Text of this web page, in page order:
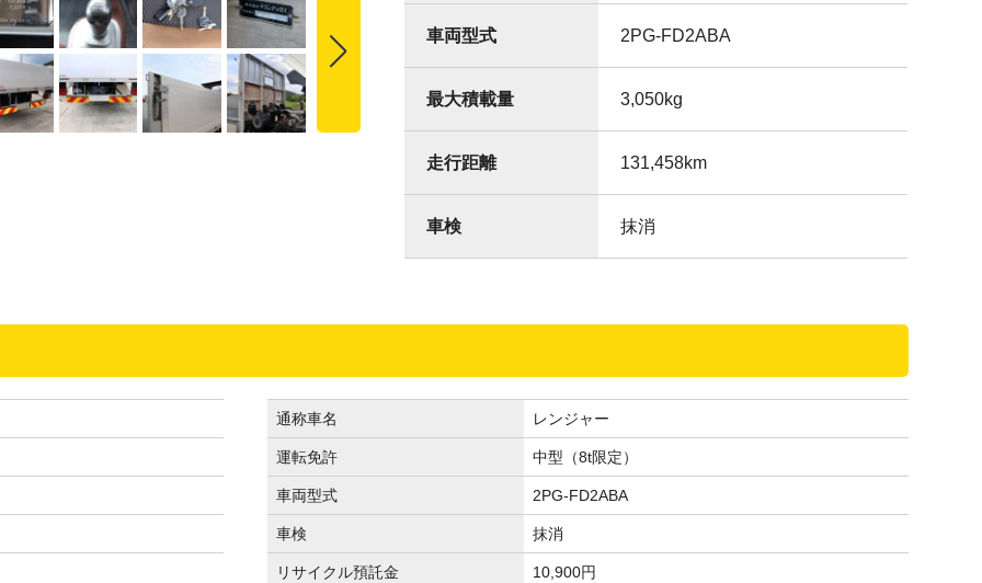
車両型式 2PG-FD2ABA
最大積載量 3,050kg
走行距離 131,458km
車検 抹消
通称車名 レンジャー
運転免許 中型（8t限定）
車両型式 2PG-FD2ABA
車検 抹消
リサイクル預託金 10,900円